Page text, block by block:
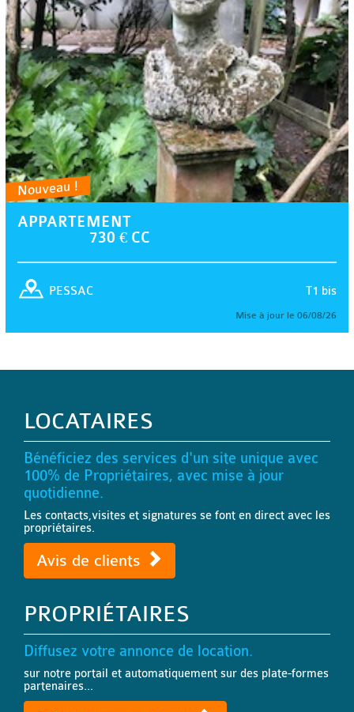
Nouveau !
APPARTEMENT
730 € CC
T1 bis
PESSAC
Mise à jour le 06/08/26
LOCATAIRES
Bénéficiez des services d'un site unique avec
100% de Propriétaires, avec mise à jour
quotidienne.
Les contacts,visites et signatures se font en direct avec les
propriétaires.
Avis de clients
PROPRIÉTAIRES
Diffusez votre annonce de location.
sur notre portail et automatiquement sur des plate-formes
partenaires...